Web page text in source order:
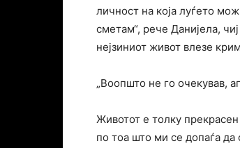
личност на која луѓето
сметам“, рече Данијела,
нејзиниот живот влезе
„Воопшто не го очекував,
Животот е толку
по тоа што ми се допаѓа да